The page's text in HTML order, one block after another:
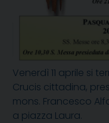
Venerdì 11 aprile si
Crucis cittadina,
mons. Francesco
a piazza Laura.